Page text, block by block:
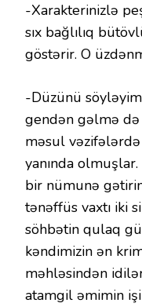
-Xarakterinizlə
sıx bağlılıq
göstərir. O
-Düzünü söyləyim
gendən gəlmə də
məsul vəzifələrdə
yanında olmuşlar.
bir nümunə
tənəffüs vaxtı iki
söhbətin qulaq
kəndimizin ən
məhləsindən
atamgil əmimin